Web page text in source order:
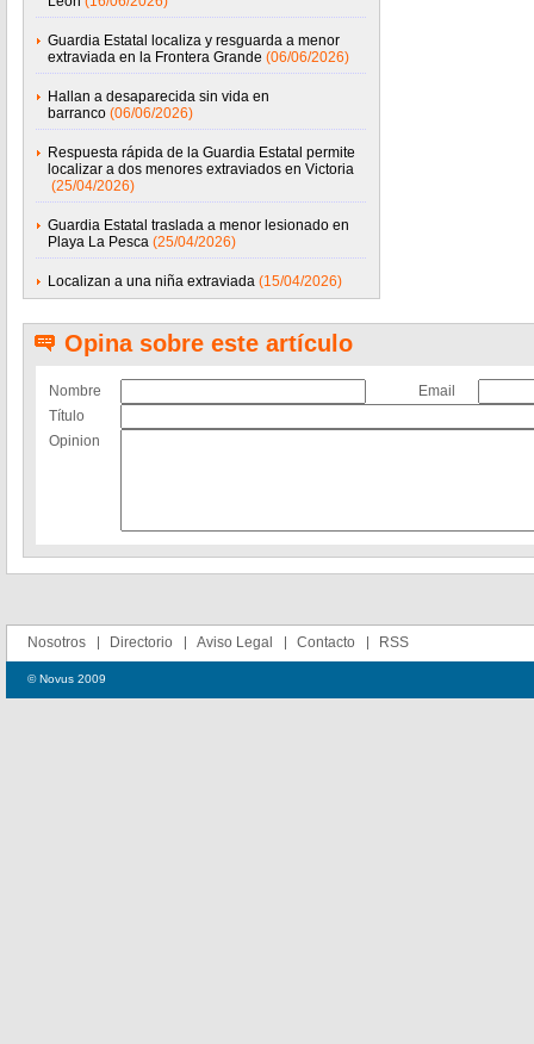
Guardia Estatal localiza y resguarda a menor
extraviada en la Frontera Grande (06/06/2026)
Hallan a desaparecida sin vida en
barranco (06/06/2026)
Respuesta rápida de la Guardia Estatal permite
localizar a dos menores extraviados en Victoria
(25/04/2026)
Guardia Estatal traslada a menor lesionado en
Playa La Pesca (25/04/2026)
Localizan a una niña extraviada (15/04/2026)
Opina sobre este artículo
Nombre
Email
Título
Opinion
Nosotros Directorio Aviso Legal Contacto RSS
© Novus 2009